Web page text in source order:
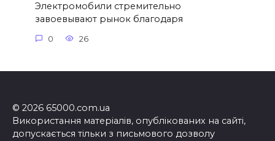
Электромобили стремительно
завоевывают рынок благодаря
0 26
© 2026 65000.com.ua
Використання матеріалів, опублікованих на сайті,
допускається тільки з письмового дозволу